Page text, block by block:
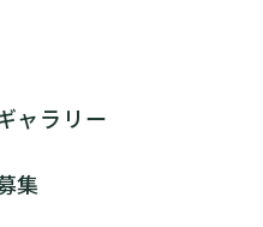
ャラリー
集